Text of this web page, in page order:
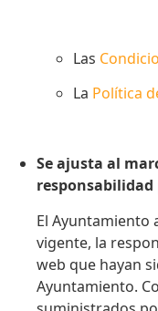
Las
La Política
Se ajusta al
El Ayuntamiento
vigente, la
web que hayan
Ayuntamiento.